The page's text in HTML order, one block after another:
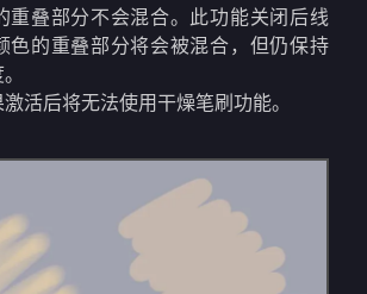
重叠部分不会混合。此功能关闭后线
色的重叠部分将会被混合，但仍保持
活后将无法使用干燥笔刷功能。